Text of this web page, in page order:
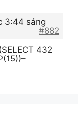
3:44 sáng
#882
432